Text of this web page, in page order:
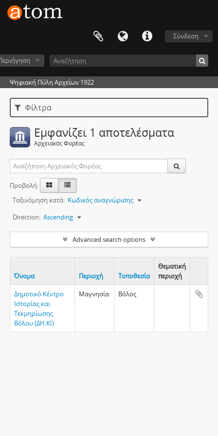
Σύνδεση
Ψηφιακή Πύλη Αρχείων 1922
Φίλτρα
Εμφανίζει 1 αποτελέσματα
Αρχειακός Φορέας
Προβολή:
Ταξινόμηση κατά: Κωδικός αναγνώρισης
Direction: Ascending
Advanced search options
Όνομα Περιοχή Τοποθεσία
Θεματική
περιοχή
Δημοτικό Κέντρο
Ιστορίας και
Τεκμηρίωσης
Βόλου (ΔΗ.ΚΙ)
Μαγνησία Βόλος